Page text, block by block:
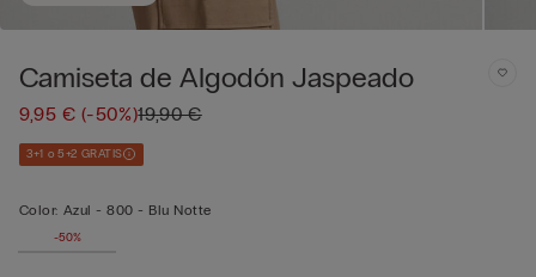
Camiseta de Algodón Jaspeado
9,95 €(-50%)19,90 €
3+1 o 5+2 GRATIS
Color: Azul -800 - Blu Notte
-50%